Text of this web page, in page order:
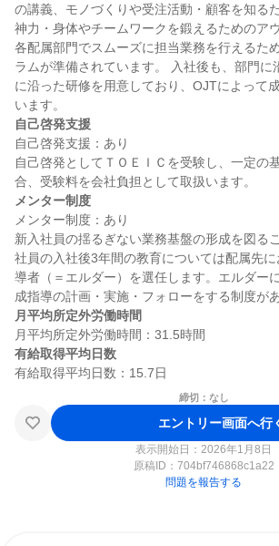
の講義、モノづくりや受注活動・顧客を知る
神力・身体やチームワークを鍛えるためのア
各配属部門でスムーズに担当業務を行えるた
ラムが準備されています。 入社後も、部門に
に沿った研修を用意しており、OJTによって
自己啓発支援
自己啓発支援：あり
自己啓発としてＴＯＥＩＣを受験し、一定の
メンター制度
メンター制度：あり
新入社員の揺るぎない業務基盤の形成を図る
社員の入社後3年間の教育については配属先
導者（＝エルダー）を選任します。エルダー
月平均所定外労働時間
有給取得平均日数
締切：なし
エントリー画面へ行
表示開始日：2026年1月8日
原稿ID： 704bf746868c1a22
問題を報告する